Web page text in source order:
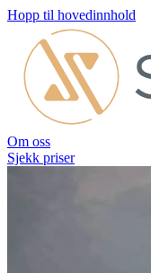
Hopp til hovedinnhold
Om oss
Sjekk priser